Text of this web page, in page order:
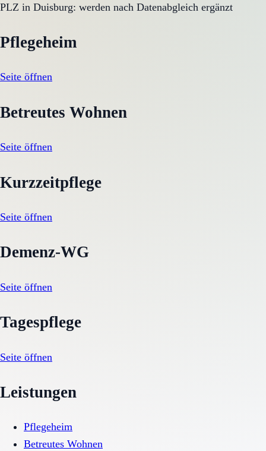
PLZ in Duisburg: werden nach Datenabgleich ergänzt
Pflegeheim
Seite öffnen
Betreutes Wohnen
Seite öffnen
Kurzzeitpflege
Seite öffnen
Demenz-WG
Seite öffnen
Tagespflege
Seite öffnen
Leistungen
Pflegeheim
Betreutes Wohnen